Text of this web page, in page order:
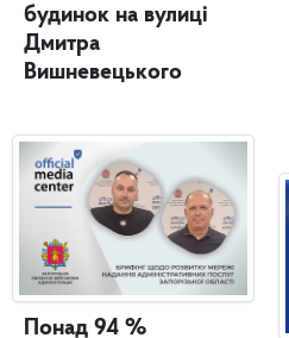
будинок на вулиці
Дмитра
Вишневецького
Понад 94 %